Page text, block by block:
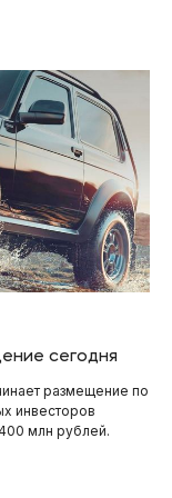
сегодня
размещение по
инвесторов
млн рублей.